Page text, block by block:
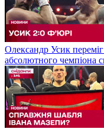
Олександр Усик
абсолютного чемпіона